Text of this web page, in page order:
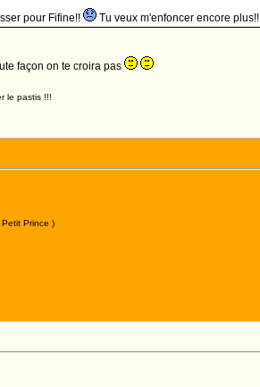
pour Fifine!! Tu veux m'enfoncer encore plus!!
façon on te croira pas
le pastis !!!
Prince )